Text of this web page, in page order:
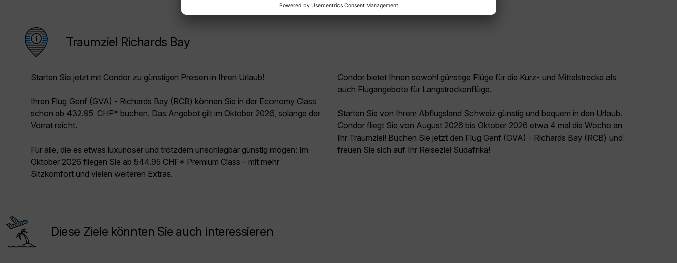
Traumziel Richards Bay
Starten Sie jetzt mit Condor zu günstigen Preisen in Ihren Urlaub!
Ihren Flug Genf (GVA) - Richards Bay (RCB) können Sie in der Economy Class
schon ab 432.95 CHF* buchen. Das Angebot gilt im Oktober 2026, solange der
Vorrat reicht.
Für alle, die es etwas luxuriöser und trotzdem unschlagbar günstig mögen: Im
Oktober 2026 fliegen Sie ab 544.95 CHF* Premium Class – mit mehr
Sitzkomfort und vielen weiteren Extras.
Condor bietet Ihnen sowohl günstige Flüge für die Kurz- und Mittelstrecke als
auch Flugangebote für Langstreckenflüge.
Starten Sie von Ihrem Abflugsland Schweiz günstig und bequem in den Urlaub.
Condor fliegt Sie von August 2026 bis Oktober 2026 etwa 4 mal die Woche an
Ihr Traumziel! Buchen Sie jetzt den Flug Genf (GVA) - Richards Bay (RCB) und
freuen Sie sich auf Ihr Reiseziel Südafrika!
Diese Ziele könnten Sie auch interessieren